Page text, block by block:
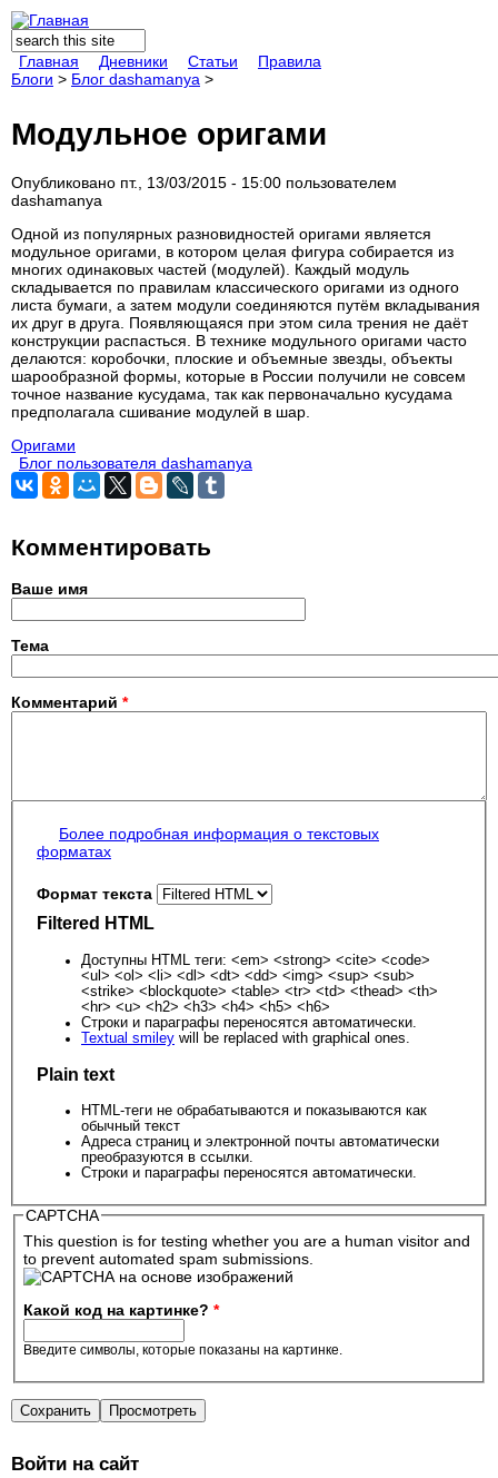
Форма поиска
Поиск
Главная
Дневники Статьи
Правила
Блоги > Блог dashamanya >
Модульное оригами
Опубликовано пт., 13/03/2015 - 15:00 пользователем
dashamanya
Одной из популярных разновидностей оригами является
модульное оригами, в котором целая фигура собирается из
многих одинаковых частей (модулей). Каждый модуль
складывается по правилам классического оригами из одного
листа бумаги, а затем модули соединяются путём вкладывания
их друг в друга. Появляющаяся при этом сила трения не даёт
конструкции распасться. В технике модульного оригами часто
делаются: коробочки, плоские и объемные звезды, объекты
шарообразной формы, которые в России получили не совсем
точное название куcудама, так как первоначально кусудама
предполагала сшивание модулей в шар.
Оригами
Блог пользователя dashamanya
Комментировать
Ваше имя
Тема
Комментарий *
Более подробная информация о текстовых
форматах
Формат текста
Filtered HTML
Доступны HTML теги: <em> <strong> <cite> <code>
<ul> <ol> <li> <dl> <dt> <dd> <img> <sup> <sub>
<strike> <blockquote> <table> <tr> <td> <thead> <th>
<hr> <u> <h2> <h3> <h4> <h5> <h6>
Строки и параграфы переносятся автоматически.
Textual smiley will be replaced with graphical ones.
Plain text
HTML-теги не обрабатываются и показываются как
обычный текст
Адреса страниц и электронной почты автоматически
преобразуются в ссылки.
Строки и параграфы переносятся автоматически.
CAPTCHA
This question is for testing whether you are a human visitor and
to prevent automated spam submissions.
Какой код на картинке? *
Введите символы, которые показаны на картинке.
Войти на сайт